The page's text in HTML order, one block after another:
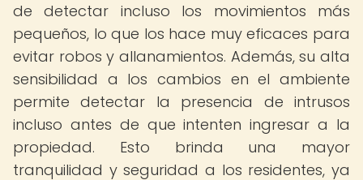
de detectar incluso los movimientos más
pequeños, lo que los hace muy eficaces para
evitar robos y allanamientos. Además, su alta
sensibilidad a los cambios en el ambiente
permite detectar la presencia de intrusos
incluso antes de que intenten ingresar a la
propiedad. Esto brinda una mayor
tranquilidad y seguridad a los residentes, ya